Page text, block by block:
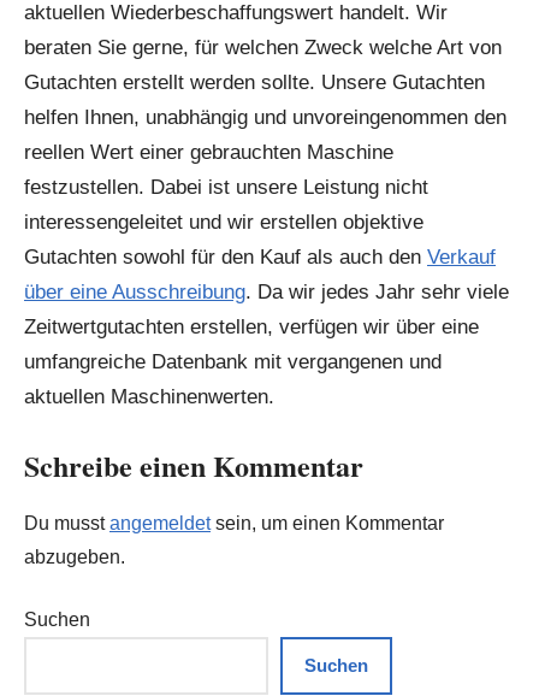
aktuellen Wiederbeschaffungswert handelt. Wir
beraten Sie gerne, für welchen Zweck welche Art von
Gutachten erstellt werden sollte. Unsere Gutachten
helfen Ihnen, unabhängig und unvoreingenommen den
reellen Wert einer gebrauchten Maschine
festzustellen. Dabei ist unsere Leistung nicht
interessengeleitet und wir erstellen objektive
Gutachten sowohl für den Kauf als auch den Verkauf
über eine Ausschreibung. Da wir jedes Jahr sehr viele
Zeitwertgutachten erstellen, verfügen wir über eine
umfangreiche Datenbank mit vergangenen und
aktuellen Maschinenwerten.
Schreibe einen Kommentar
Du musstangemeldetsein, um einen Kommentar
abzugeben.
Suchen
Suchen